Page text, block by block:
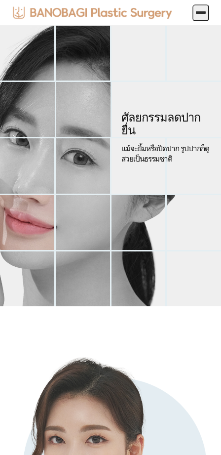
ศัลยกรรมลดปาก
ยื่น
แม้จะยิ้มหรือปิดปาก รูปปากก็ดู
สวยเป็นธรรมชาติ